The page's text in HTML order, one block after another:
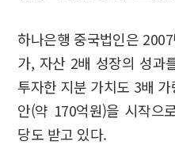
하나은행 중국법인은
가, 자산 2배 성장의 성과
투자한 지분 가치도 3배
안(약 170억원)을 시작으
당도 받고 있다.